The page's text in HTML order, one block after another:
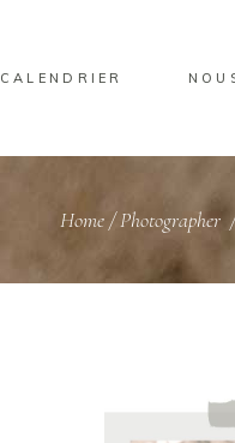
CALENDRIER
Home/Photographer